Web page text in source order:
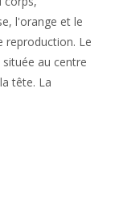
l'orange et le
reproduction. Le
au centre
tête. La